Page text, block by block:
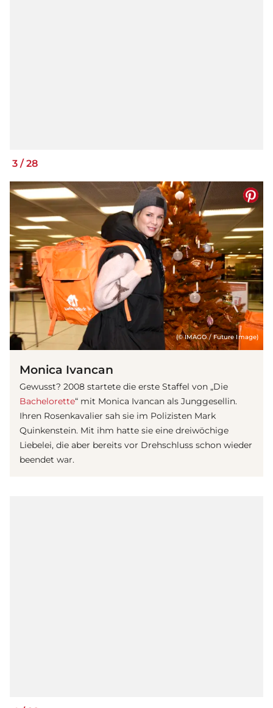
3 / 28
(© IMAGO / Future Image)
Monica Ivancan
Gewusst? 2008 startete die erste Staffel von „Die
Bachelorette“ mit Monica Ivancan als Junggesellin.
Ihren Rosenkavalier sah sie im Polizisten Mark
Quinkenstein. Mit ihm hatte sie eine dreiwöchige
Liebelei, die aber bereits vor Drehschluss schon wieder
beendet war.